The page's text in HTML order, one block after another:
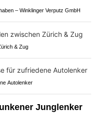
– Winklinger Verputz GmbH
& Zug
Autolenker
Junglenker